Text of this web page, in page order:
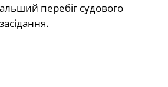
перебіг судового